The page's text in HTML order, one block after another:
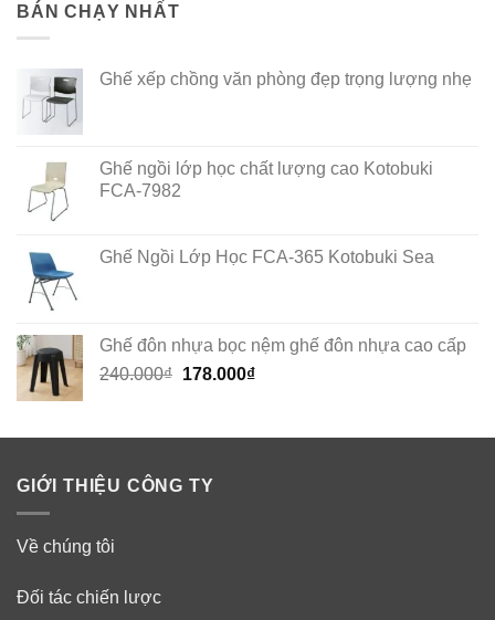
BÁN CHẠY NHẤT
Ghế xếp chồng văn phòng đẹp trọng lượng nhẹ
Ghế ngồi lớp học chất lượng cao Kotobuki
FCA-7982
Ghế Ngồi Lớp Học FCA-365 Kotobuki Sea
Ghế đôn nhựa bọc nệm ghế đôn nhựa cao cấp
240.000₫ Original
240.000₫.
178.000₫Current
178.000₫.
GIỚI THIỆU CÔNG TY
Về chúng tôi
Đối tác chiến lược